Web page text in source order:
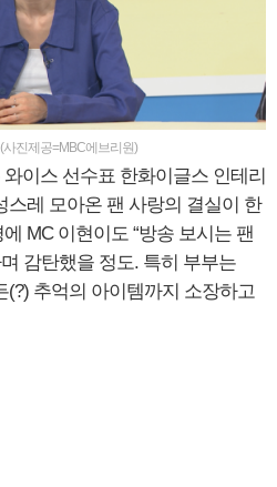
진제공=MBC에브리원)
이스 선수표 한화이글스 인테리
스레 모아온 팬 사랑의 결실이 한
MC 이현이도 “방송 보시는 팬
감탄했을 정도. 특히 부부는
(?) 추억의 아이템까지 소장하고